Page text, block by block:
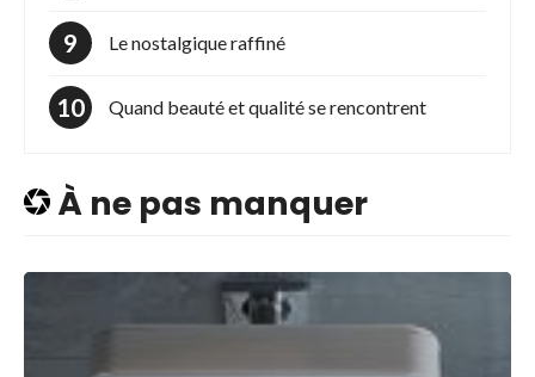
Le nostalgique raffiné
Quand beauté et qualité se rencontrent
À ne pas manquer